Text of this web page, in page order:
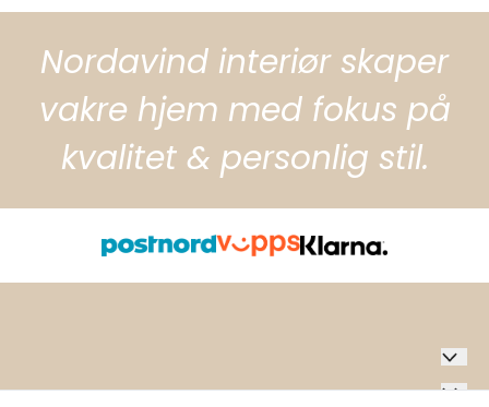
Nordavind interiør skaper
vakre hjem med fokus på
kvalitet & personlig stil.
Nordavind Interiør AS